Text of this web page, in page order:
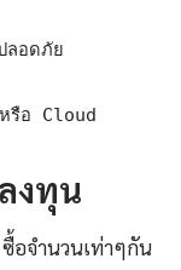
ลอดภัย
รือ Cloud
งทุน
อจำนวนเท่าๆกัน